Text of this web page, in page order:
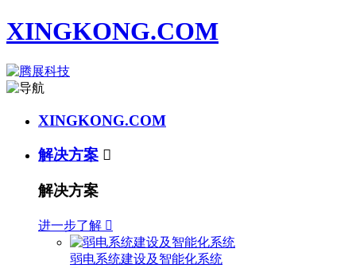
XINGKONG.COM
XINGKONG.COM
解决方案 
解决方案
进一步了解 
弱电系统建设及智能化系统